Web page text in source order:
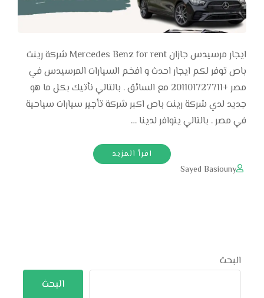
ايجار مرسيدس جازان Mercedes Benz for rent شركة رينت
باص توفر لكم ايجار احدث و افخم السيارات المرسيدس في
مصر +201101727711 مع السائق . بالتالي نأتيك بكل ما هو
جديد لدي شركة رينت باص اكبر شركة تأجير سيارات سياحية
في مصر . بالتالي يتوافر لدينا …
اقرأ المزيد
Sayed Basiouny
البحث
البحث